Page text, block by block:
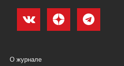
О журнале